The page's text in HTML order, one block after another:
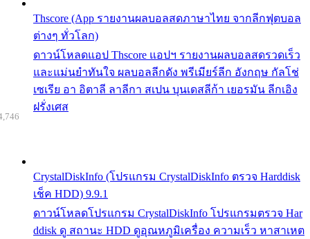
Thscore (App รายงานผลบอลสดภาษาไทย จากลีกฟุตบอล
ต่างๆ ทั่วโลก)
ดาวน์โหลดแอป Thscore แอปฯ รายงานผลบอลสดรวดเร็ว
และแม่นยำทันใจ ผลบอลลีกดัง พรีเมียร์ลีก อังกฤษ กัลโช่
เซเรีย อา อิตาลี ลาลีกา สเปน บุนเดสลีก้า เยอรมัน ลีกเอิง
ฝรั่งเศส
CrystalDiskInfo (โปรแกรม CrystalDiskInfo ตรวจ Harddisk
เช็ค HDD) 9.9.1
ดาวน์โหลดโปรแกรม CrystalDiskInfo โปรแกรมตรวจ Har
ddisk ดู สถานะ HDD ดูอุณหภูมิเครื่อง ความเร็ว หาสาเหต